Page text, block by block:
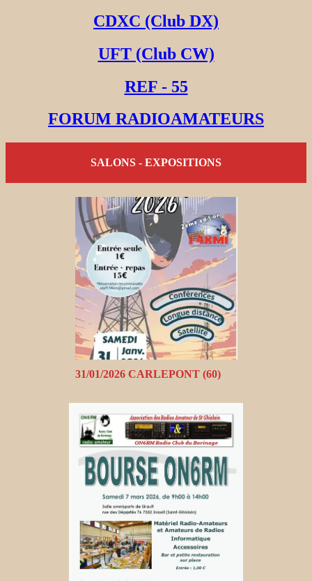
CDXC (Club DX)
UFT (Club CW)
REF - 55
FORUM RADIOAMATEURS
SALONS - EXPOSITIONS
31/01/2026 CARLEPONT (60)